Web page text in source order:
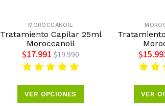
MOROCCANOIL
Tratamiento Capilar 25ml
Moroccanoil
$17.991 $19.990
VER OPCIONES VER